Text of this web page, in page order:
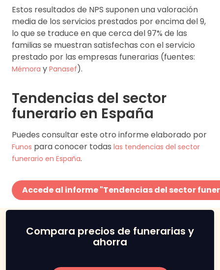
Estos resultados de NPS suponen una valoración
media de los servicios prestados por encima del 9,
lo que se traduce en que cerca del 97% de las
familias se muestran satisfechas con el servicio
prestado por las empresas funerarias (fuentes:
Mémora y Panasef).
Tendencias del sector
funerario en España
Puedes consultar este otro informe elaborado por
Funos para conocer todas las tendencias del sector
funerario en España.
Accede al informe "Tendencias del sector
Compara precios de funerarias y
ahorra